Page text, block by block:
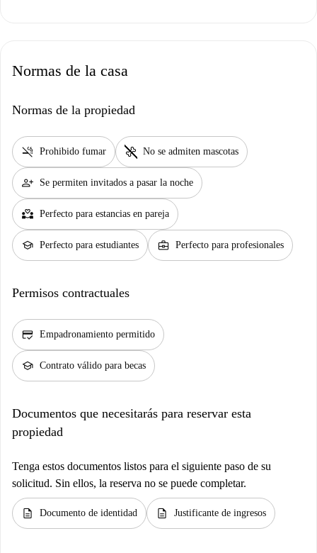
Normas de la casa
Normas de la propiedad
smoke_free Prohibido fumar pet_supplies No se admiten mascotas
person_add Se permiten invitados a pasar la noche
partner_heart Perfecto para estancias en pareja
school Perfecto para estudiantes business_center Perfecto para profesionales
Permisos contractuales
credit_score Empadronamiento permitido
school Contrato válido para becas
Documentos que necesitarás para reservar esta
propiedad
Tenga estos documentos listos para el siguiente paso de su
solicitud. Sin ellos, la reserva no se puede completar.
description Documento de identidad description Justificante de ingresos